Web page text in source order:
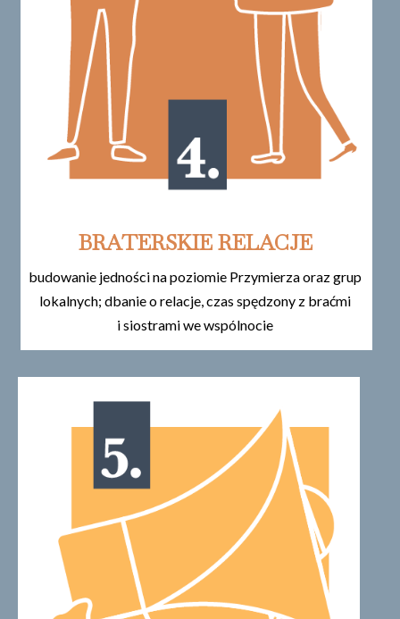
BRATERSKIE RELACJE
budowanie jedności na poziomie Przymierza oraz grup
lokalnych; dbanie o relacje, czas spędzony z braćmi
i siostrami we wspólnocie